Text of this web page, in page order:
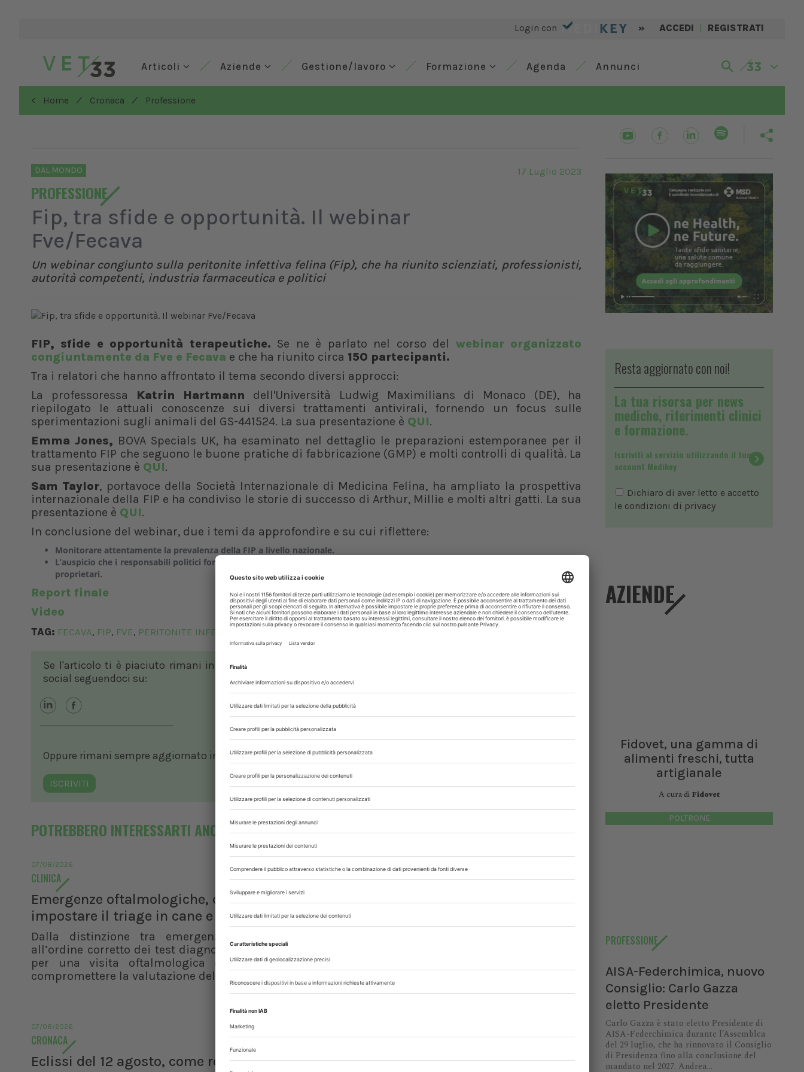
Login con » ACCEDI | REGISTRATI
Articoli Aziende Gestione/lavoro Formazione Agenda Annunci
< Home / Cronaca / Professione
DAL MONDO
PROFESSIONE
17 Luglio 2023
Fip, tra sfide e opportunità. Il webinar
Fve/Fecava
Un webinar congiunto sulla peritonite infettiva felina (Fip), che ha riunito scienziati, professionisti,
autorità competenti, industria farmaceutica e politici
FIP, sfide e opportunità terapeutiche. Se ne è parlato nel corso del webinar organizzato
congiuntamente da Fve e Fecava e che ha riunito circa 150 partecipanti.
Tra i relatori che hanno affrontato il tema secondo diversi approcci:
La professoressa Katrin Hartmann dell'Università Ludwig Maximilians di Monaco (DE), ha
riepilogato le attuali conoscenze sui diversi trattamenti antivirali, fornendo un focus sulle
sperimentazioni sugli animali del GS-441524. La sua presentazione è QUI.
Emma Jones, BOVA Specials UK, ha esaminato nel dettaglio le preparazioni estemporanee per il
trattamento FIP che seguono le buone pratiche di fabbricazione (GMP) e molti controlli di qualità. La
sua presentazione è QUI.
Sam Taylor, portavoce della Società Internazionale di Medicina Felina, ha ampliato la prospettiva
internazionale della FIP e ha condiviso le storie di successo di Arthur, Millie e molti altri gatti. La sua
presentazione è QUI.
In conclusione del webinar, due i temi da approfondire e su cui riflettere:
Monitorare attentamente la prevalenza della FIP a livello nazionale.
L’auspicio che i responsabili politici forniscano ai veterinari una soluzione legale per trattare i gatti con la FIP e sostenere i loro
proprietari.
Report finale
Video
TAG: FECAVA, FIP, FVE, PERITONITE INFETTIVA FELINA
Se l'articolo ti è piaciuto rimani in contatto con noi sui nostri canali
social seguendoci su:
Oppure rimani sempre aggiornato in ambito veterinario, iscrivendoti alla nostra newsletter!
ISCRIVITI
POTREBBERO INTERESSARTI ANCHE
07/08/2026
CLINICA
Emergenze oftalmologiche, come
impostare il triage in cane e gatto
Dalla distinzione tra emergenza e urgenza
all’ordine corretto dei test diagnostici, i principi
per una visita oftalmologica efficace senza
compromettere la valutazione del paziente
DAL SETTORE
AISA-Federchimica, nuovo Consiglio:
Carlo Gazza eletto Presidente
che ha rinnovato il Consiglio di Presidenza fino
A cura diRedazione Vet33
07/08/2026
CRONACA
Eclissi del 12 agosto, come reagiscono
CLINICA
Disturbi comportamentali, una
Resta aggiornato con noi!
La tua risorsa per news
mediche, riferimenti clinici
e formazione.
Iscriviti al servizio utilizzando il tuo
account Medikey
Dichiaro di aver letto e accetto
le condizioni di privacy
AZIENDE
Fidovet, una gamma di
alimenti freschi, tutta
artigianale
A cura di Fidovet
POLTRONE
PROFESSIONE
AISA-Federchimica, nuovo
Consiglio: Carlo Gazza
eletto Presidente
Carlo Gazza è stato eletto Presidente di
AISA-Federchimica durante l’Assemblea
del 29 luglio, che ha rinnovato il Consiglio
di Presidenza fino alla conclusione del
mandato nel 2027. Andrea...